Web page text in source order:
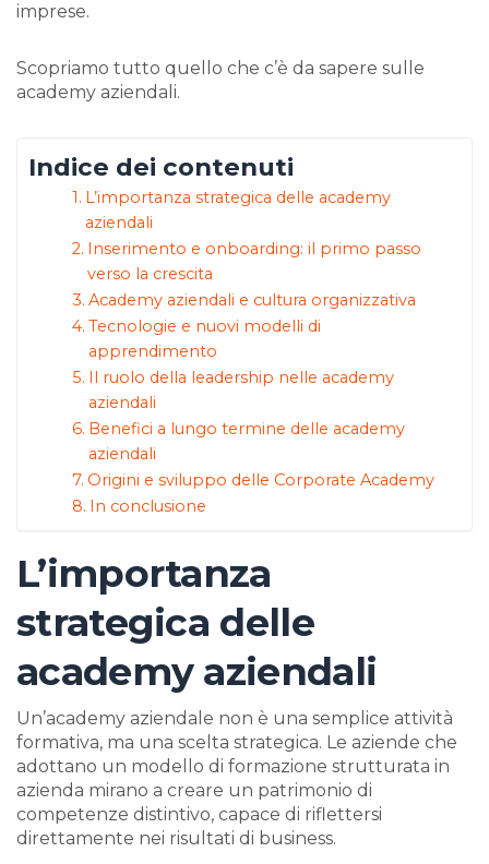
imprese.
Scopriamo tutto quello che c’è da sapere sulle
academy aziendali.
Indice dei contenuti
L’importanza strategica delle academy
aziendali
Inserimento e onboarding: il primo passo
verso la crescita
Academy aziendali e cultura organizzativa
Tecnologie e nuovi modelli di
apprendimento
Il ruolo della leadership nelle academy
aziendali
Benefici a lungo termine delle academy
aziendali
Origini e sviluppo delle Corporate Academy
In conclusione
L’importanza
strategica delle
academy aziendali
Un’academy aziendale non è una semplice attività
formativa, ma una scelta strategica. Le aziende che
adottano un modello di formazione strutturata in
azienda mirano a creare un patrimonio di
competenze distintivo, capace di riflettersi
direttamente nei risultati di business.